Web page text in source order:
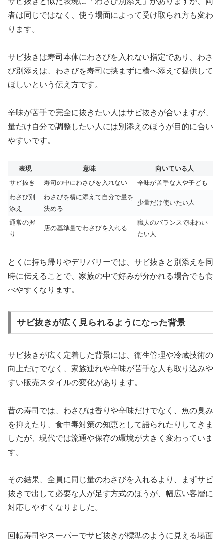
者は同じではなく、使う場面によって受け取られ方も変わ
ります。
サビ抜きは寿司本体にわさびを入れない指定であり、わさ
び別添えは、わさびを寿司に挟まずに横へ添えて提供して
ほしいという伝え方です。
辛味が苦手で完全に抜きたい人はサビ抜きが合いますが、
量だけ自分で調整したい人には別添えのほうが目的に合い
やすいです。
表現 意味
向いている人
サビ抜き
寿司の中にわさびを入れない
辛味が苦手な人や子ども
わさび別
添え
わさびを横に添えて自分で量を
決める
少量だけ使いたい人
通常の握
り
店の基準量でわさびを入れる
職人のバランスで味わい
たい人
とくに持ち帰りやデリバリーでは、サビ抜きと別添えを同
時に伝えることで、家族の中で好みが分かれる場合でも食
べやすくなります。
サビ抜きが広く見られるようになった背景
サビ抜きが広く定着した背景には、衛生管理や冷蔵技術の
向上だけでなく、家族連れや辛味が苦手な人も取り込みや
すい販売スタイルの変化があります。
昔の寿司では、わさびは香りや辛味だけでなく、魚の臭み
を抑えたり、食中毒対策の知恵として語られたりしてきま
したが、現代では流通や保存の環境が大きく変わっていま
す。
その結果、全員に同じ量のわさびを入れるより、まずサビ
抜きで出して必要な人が足す方式のほうが、幅広い客層に
対応しやすくなりました。
回転寿司やスーパーでサビ抜きが標準のように見える場面